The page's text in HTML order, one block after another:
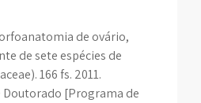
de ovário,
de sete espécies de
166 fs. 2011.
Doutorado [Programa de